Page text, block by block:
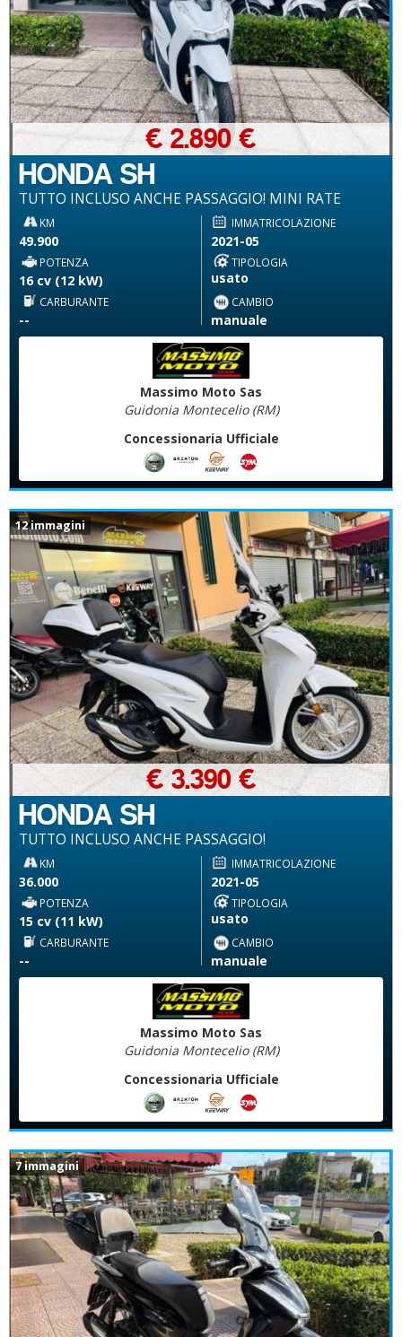
HONDA SH
TUTTO INCLUSO ANCHE PASSAGGIO! MINI RATE
€ 2.890 €
KM
49.900
IMMATRICOLAZIONE
2021-05
POTENZA
16 cv (12 kW)
TIPOLOGIA
usato
CARBURANTE
--
CAMBIO
manuale
Massimo Moto Sas
Guidonia Montecelio (RM)
Concessionaria Ufficiale
12 immagini
HONDA SH
TUTTO INCLUSO ANCHE PASSAGGIO!
€ 3.390 €
KM
36.000
IMMATRICOLAZIONE
2021-05
POTENZA
15 cv (11 kW)
TIPOLOGIA
usato
CARBURANTE
--
CAMBIO
manuale
Massimo Moto Sas
Guidonia Montecelio (RM)
Concessionaria Ufficiale
7 immagini